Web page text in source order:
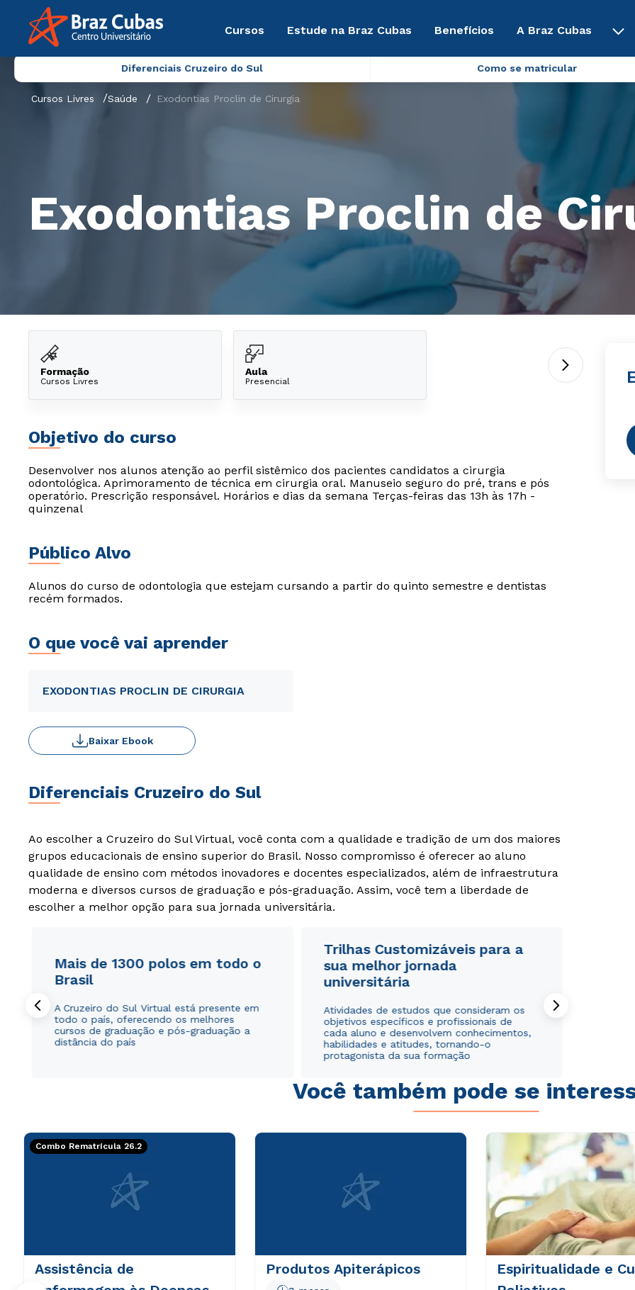
Cursos Estude na Braz Cubas Benefícios A Braz Cubas
Diferenciais Cruzeiro do Sul Como se matricular
Cursos Livres Saúde Exodontias Proclin de Cirurgia
Exodontias Proclin de
Formação
Cursos Livres
Aula
Presencial
Objetivo do curso
Desenvolver nos alunos atenção ao perfil sistêmico dos pacientes candidatos a cirurgia
odontológica. Aprimoramento de técnica em cirurgia oral. Manuseio seguro do pré, trans e pós
operatório. Prescrição responsável. Horários e dias da semana Terças-feiras das 13h às 17h -
quinzenal
Público Alvo
Alunos do curso de odontologia que estejam cursando a partir do quinto semestre e dentistas
recém formados.
O que você vai aprender
EXODONTIAS PROCLIN DE CIRURGIA
Baixar Ebook
Diferenciais Cruzeiro do Sul
Ao escolher a Cruzeiro do Sul Virtual, você conta com a qualidade e tradição de um dos maiores
grupos educacionais de ensino superior do Brasil. Nosso compromisso é oferecer ao aluno
qualidade de ensino com métodos inovadores e docentes especializados, além de infraestrutura
moderna e diversos cursos de graduação e pós-graduação. Assim, você tem a liberdade de
escolher a melhor opção para sua jornada universitária.
Mais de 1300 polos em todo o
Brasil
A Cruzeiro do Sul Virtual está presente em
todo o país, oferecendo os melhores
cursos de graduação e pós-graduação a
distância do país
Trilhas Customizáveis para a
sua melhor jornada
universitária
Atividades de estudos que consideram os
objetivos específicos e profissionais de
cada aluno e desenvolvem conhecimentos,
habilidades e atitudes, tornando-o
protagonista da sua formação
Você também pode se
Combo Rematrícula 26.2
Assistência de
Produtos Apiterápicos
Espiritualidade e
Rápido e fácil
WhatsApp
Política de Privacidade.e
autorizo que meus dados sejam utilizados para o
Rápido e fácil
WhatsApp
Política de Privacidade.e
autorizo que meus dados sejam utilizados para o